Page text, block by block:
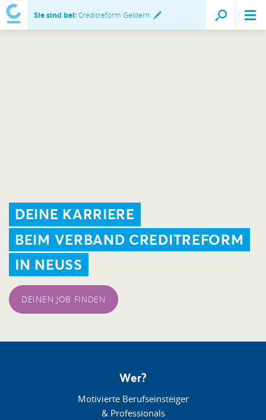
Sie sind bei:Creditreform Geldern
DEINE KARRIERE
BEIM VERBAND CREDITREFORM
IN NEUSS
DEINEN JOB FINDEN
Wer?
Motivierte Berufseinsteiger
& Professionals